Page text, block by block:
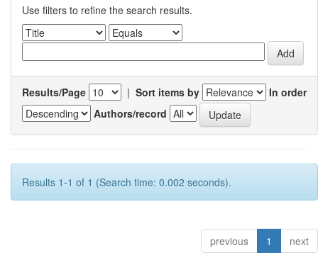
Use filters to refine the search results.
Results/Page | Sort items by
In order
Authors/record
Results 1-1 of 1 (Search time: 0.002 seconds).
previous 1 next